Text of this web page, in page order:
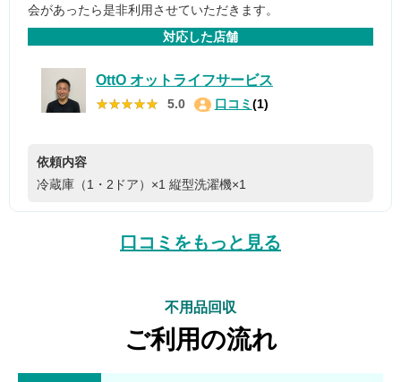
会があったら是非利用させていただきます。
対応した店舗
OttO オットライフサービス
★★★★★
★★★★★ 5.0 口コミ (1)
依頼内容
冷蔵庫（1・2ドア）×1 縦型洗濯機×1
口コミをもっと見る
不用品回収
ご利用の流れ